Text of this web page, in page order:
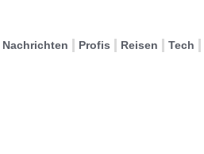
Nachrichten Profis Reisen Tech